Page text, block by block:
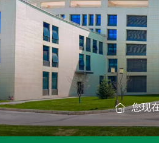
您现